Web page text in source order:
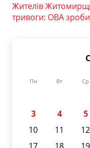
Жителів
тривоги: ОВА
Пн Вт Ср
3
4 5
10
11 12